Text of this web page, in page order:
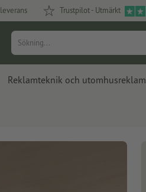
Trustpilot - Utmärkt
Reklamteknik och utomhusreklam